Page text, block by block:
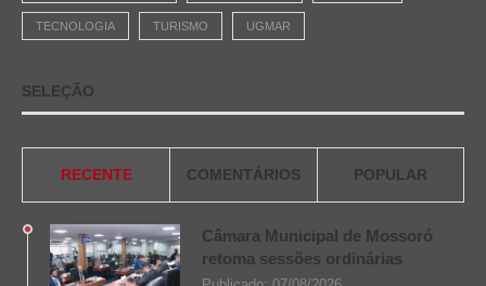
TECNOLOGIA TURISMO UGMAR
SELEÇÃO
RECENTE COMENTÁRIOS POPULAR
Câmara Municipal de Mossoró
retoma sessões ordinárias